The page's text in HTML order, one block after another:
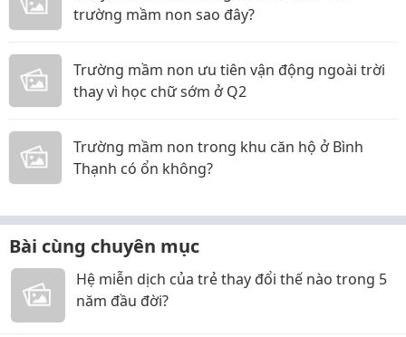
trường mầm non sao đây?
Trường mầm non ưu tiên vận động ngoài trời
thay vì học chữ sớm ở Q2
Trường mầm non trong khu căn hộ ở Bình
Thạnh có ổn không?
Bài cùng chuyên mục
Hệ miễn dịch của trẻ thay đổi thế nào trong 5
năm đầu đời?